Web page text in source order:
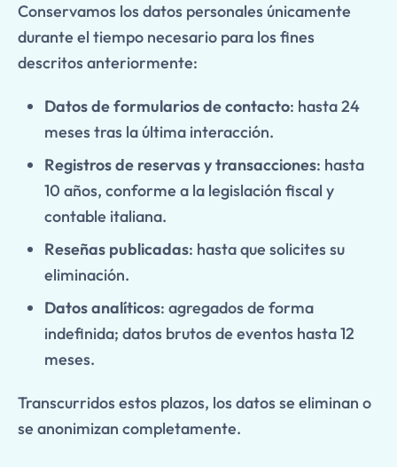
Conservamos los datos personales únicamente
durante el tiempo necesario para los fines
descritos anteriormente:
Datos de formularios de contacto: hasta 24
meses tras la última interacción.
Registros de reservas y transacciones: hasta
10 años, conforme a la legislación fiscal y
contable italiana.
Reseñas publicadas: hasta que solicites su
eliminación.
Datos analíticos: agregados de forma
indefinida; datos brutos de eventos hasta 12
meses.
Transcurridos estos plazos, los datos se eliminan o
se anonimizan completamente.